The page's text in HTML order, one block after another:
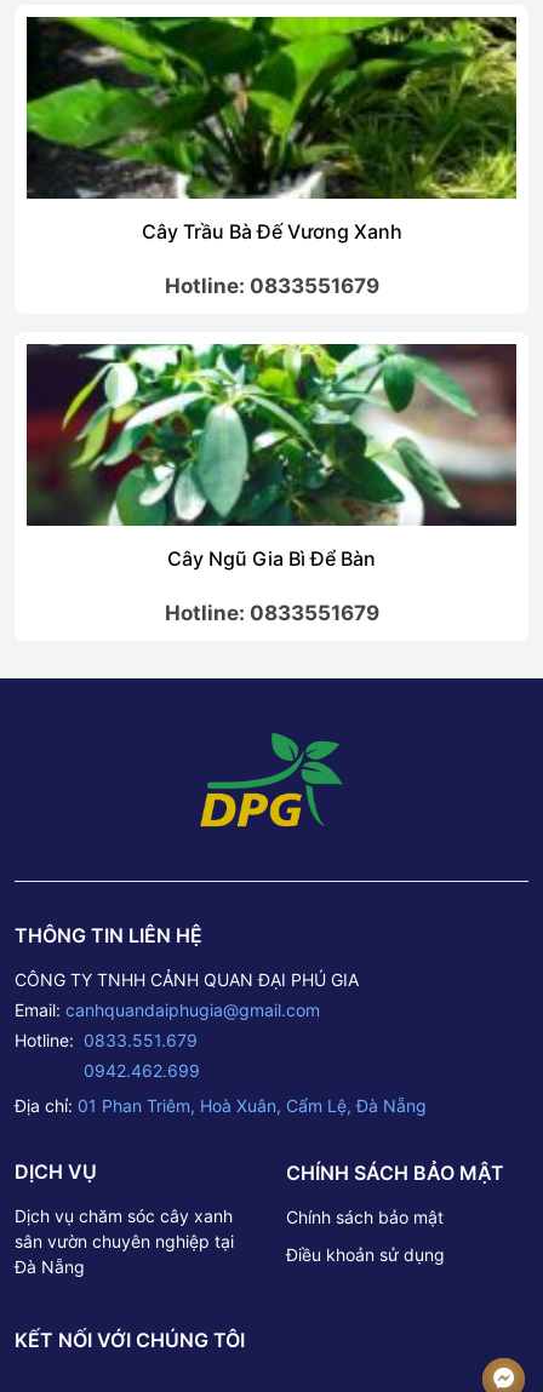
Cây Trầu Bà Đế Vương Xanh
Hotline: 0833551679
Cây Ngũ Gia Bì Để Bàn
Hotline: 0833551679
THÔNG TIN LIÊN HỆ
CÔNG TY TNHH CẢNH QUAN ĐẠI PHÚ GIA
Email: canhquandaiphugia@gmail.com
Hotline: 0833.551.679
0942.462.699
Địa chỉ: 01 Phan Triêm, Hoà Xuân, Cẩm Lệ, Đà Nẵng
DỊCH VỤ
Dịch vụ chăm sóc cây xanh
sân vườn chuyên nghiệp tại
Đà Nẵng
CHÍNH SÁCH BẢO MẬT
Chính sách bảo mật
Điều khoản sử dụng
KẾT NỐI VỚI CHÚNG TÔI